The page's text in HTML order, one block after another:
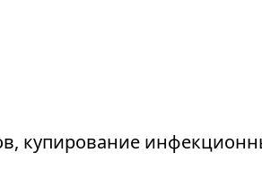
купирование